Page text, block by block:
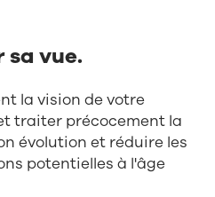
sa vue.
la vision de votre
traiter précocement la
évolution et réduire les
potentielles à l'âge